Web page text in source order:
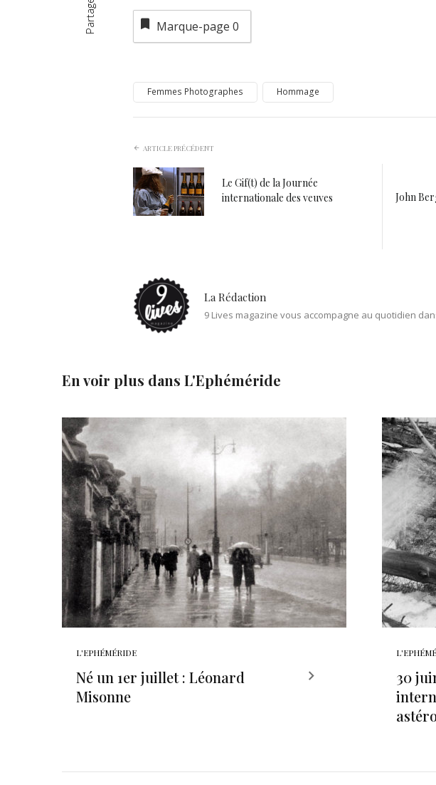
Partager Marque-page 0
Femmes Photographes Hommage
ARTICLE PRÉCÉDENT
Le Gif(t) de la Journée
internationale des veuves
John
La Rédaction
9 Lives magazine vous accompagne au quotidien
En voir plus dans L'Ephéméride
L'EPHÉMÉRIDE
Né un 1er juillet : Léonard
Misonne
30